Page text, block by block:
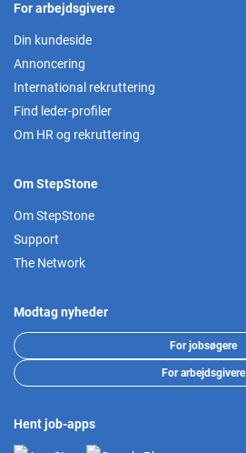
For arbejdsgivere
Din kundeside
Annoncering
International rekruttering
Find leder-profiler
Om HR og rekruttering
Om StepStone
Om StepStone
Support
The Network
Modtag nyheder
For jobsøgere
For arbejdsgivere
Hent job-apps